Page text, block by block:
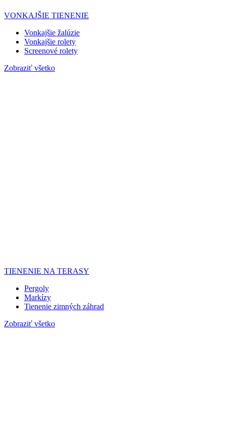
VONKAJŠIE TIENENIE
Vonkajšie žalúzie
Vonkajšie rolety
Screenové rolety
Zobraziť všetko
TIENENIE NA TERASY
Pergoly
Markízy
Tienenie zimných záhrad
Zobraziť všetko